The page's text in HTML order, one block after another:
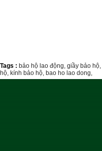
Tags : bảo hộ lao động, giầy bảo hộ,
hộ, kính bảo hộ, bao ho lao dong,